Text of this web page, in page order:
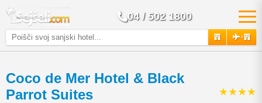
04 / 502 1800
+
Coco de Mer Hotel & Black
Parrot Suites
★★★★